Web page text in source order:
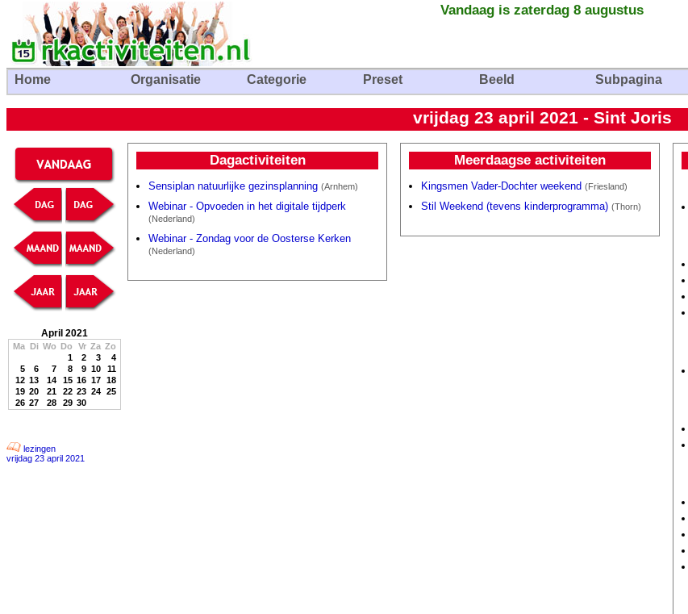
Vandaag is zaterdag 8 augustus
Home Organisatie Categorie Preset Beeld Subpagina
vrijdag 23 april 2021 - Sint Joris
April 2021
Ma Di Wo Do Vr Za Zo
1
2 3
4
5
6 7 8 9 10
11
12 13 14 15 16 17 18
19 20 21 22 23 24 25
26 27 28 29 30
lezingen
vrijdag 23 april 2021
Dagactiviteiten
Sensiplan natuurlijke gezinsplanning (Arnhem)
Webinar - Opvoeden in het digitale tijdperk
(Nederland)
Webinar - Zondag voor de Oosterse Kerken
(Nederland)
Meerdaagse activiteiten
Kingsmen Vader-Dochter weekend (Friesland)
Stil Weekend (tevens kinderprogramma) (Thorn)